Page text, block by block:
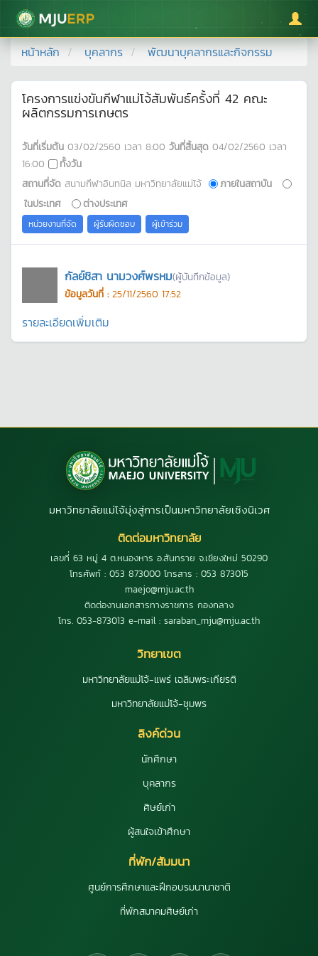
มหาวิทยาลัยแม่โจ้
หน้าหลัก บุคลากร พัฒนาบุคลากรและกิจกรรม
โครงการแข่งขันกีฬาแม่โจ้สัมพันธ์ครั้งที่ 42 คณะ
ผลิตกรรมการเกษตร
วันที่เริ่มต้น 03/02/2560 เวลา 8:00 วันที่สิ้นสุด 04/02/2560 เวลา
16:00
ทั้งวัน
สถานที่จัด สนามกีฬาอินทนิล มหาวิทยาลัยแม่โจ้
ภายในสถาบัน
ในประเทศ
ต่างประเทศ
หน่วยงานที่จัด ผู้รับผิดชอบ ผู้เข้าร่วม
กัลย์ชิสา นามวงศ์พรหม(ผู้บันทึกข้อมูล)
ข้อมูลวันที่ : 25/11/2560 17:52
รายละเอียดเพิ่มเติม
มหาวิทยาลัยแม่โจ้มุ่งสู่การเป็นมหาวิทยาลัยเชิงนิเวศ
ติดต่อมหาวิทยาลัย
เลขที่ 63 หมู่ 4 ต.หนองหาร อ.สันทราย จ.เชียงใหม่ 50290
โทรศัพท์ : 053 873000 โทรสาร : 053 873015
maejo@mju.ac.th
ติดต่องานเอกสารทางราชการ กองกลาง
โทร. 053-873013 e-mail : saraban_mju@mju.ac.th
วิทยาเขต
มหาวิทยาลัยแม่โจ้-แพร่ เฉลิมพระเกียรติ
มหาวิทยาลัยแม่โจ้-ชุมพร
ลิงค์ด่วน
นักศึกษา
บุคลากร
ศิษย์เก่า
ผู้สนใจเข้าศึกษา
ที่พัก/สัมมนา
ศูนย์การศึกษาและฝึกอบรมนานาชาติ
ที่พักสมาคมศิษย์เก่า